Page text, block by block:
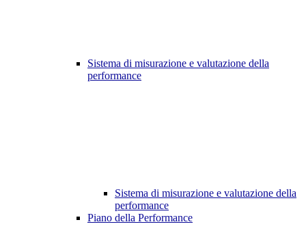
Sistema di misurazione e valutazione della
performance
Sistema di misurazione e valutazione della
performance
Piano della Performance